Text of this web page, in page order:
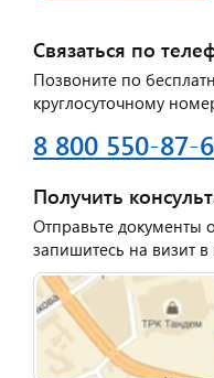
Связаться по
Позвоните по
круглосуточному
8 800 550-87-
Получить
Отправьте документы
запишитесь на визит